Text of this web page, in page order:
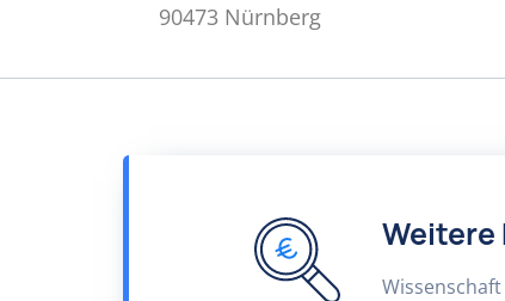
90473 Nürnberg
Weitere
Wissenschaft